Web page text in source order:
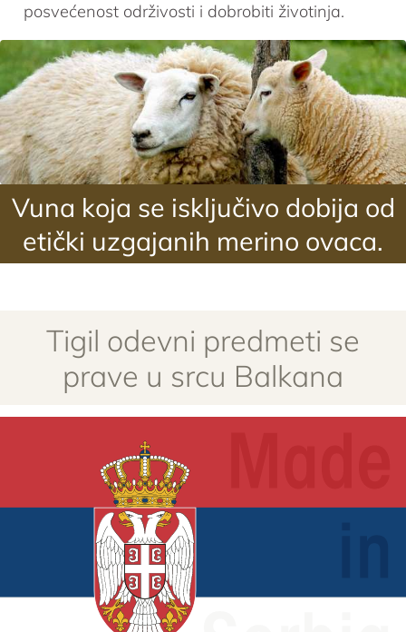
posvećenost održivosti i dobrobiti životinja.
Vuna koja se isključivo dobija od
etički uzgajanih merino ovaca.
Tigil odevni predmeti se
prave u srcu Balkana